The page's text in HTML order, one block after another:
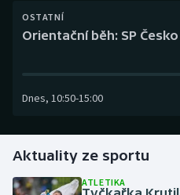
Curling
Golf
OSTATNÍ
Orientační běh: SP
Dnes, 10:50-15:00
Aktuality ze sportu
ATLETIKA